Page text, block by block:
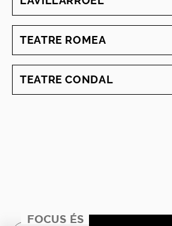
TEATRE ROMEA
TEATRE CONDAL
FOCUS ÉS